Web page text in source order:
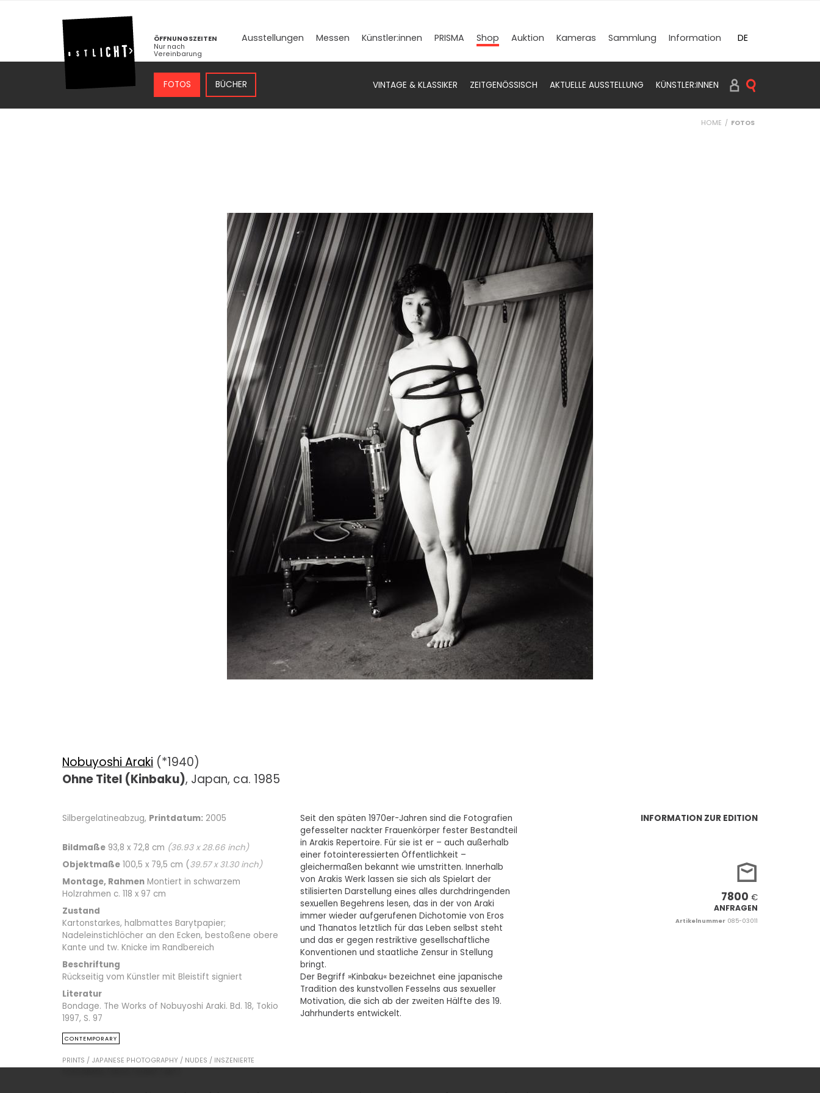
ÖFFNUNGSZEITEN
Nur nach
Vereinbarung
Ausstellungen Messen Künstler­:innen PRISMA Shop Auktion Kameras Sammlung Information
DE
EN
FOTOS BÜCHER VINTAGE & KLASSIKER ZEITGENÖSSISCH AKTUELLE AUSSTELLUNG KÜNSTLER:INNEN
SUCHEN PRINTS
HOME FOTOS
Nobuyoshi Araki (*1940)
Ohne Titel (Kinbaku), Japan, ca. 1985
INFORMATION ZUR EDITION
7800 €
ANFRAGEN
Artikelnummer 085-03011
Seit den späten 1970er-Jahren sind die Fotografien
gefesselter nackter Frauenkörper fester Bestandteil
in Arakis Repertoire. Für sie ist er – auch außerhalb
einer fotointeressierten Öffentlichkeit –
gleichermaßen bekannt wie umstritten. Innerhalb
von Arakis Werk lassen sie sich als Spielart der
stilisierten Darstellung eines alles durchdringenden
sexuellen Begehrens lesen, das in der von Araki
immer wieder aufgerufenen Dichotomie von Eros
und Thanatos letztlich für das Leben selbst steht
und das er gegen restriktive gesellschaftliche
Konventionen und staatliche Zensur in Stellung
bringt.
Der Begriff »Kinbaku« bezeichnet eine japanische
Tradition des kunstvollen Fesselns aus sexueller
Motivation, die sich ab der zweiten Hälfte des 19.
Jahrhunderts entwickelt.
Silbergelatineabzug, Printdatum: 2005
Bildmaße 93,8 x 72,8 cm (36.93x28.66 inch)
Objektmaße 100,5 x 79,5 cm (39.57x31.30inch)
Montage, Rahmen Montiert in schwarzem
Holzrahmen c. 118 x 97 cm
Zustand
Kartonstarkes, halbmattes Barytpapier;
Nadeleinstichlöcher an den Ecken, bestoßene obere
Kante und tw. Knicke im Randbereich
Beschriftung
Rückseitig vom Künstler mit Bleistift signiert
Literatur
Bondage. The Works of Nobuyoshi Araki. Bd. 18, Tokio
1997, S. 97
CONTEMPORARY
PRINTS / JAPANESE PHOTOGRAPHY / NUDES / INSZENIERTE